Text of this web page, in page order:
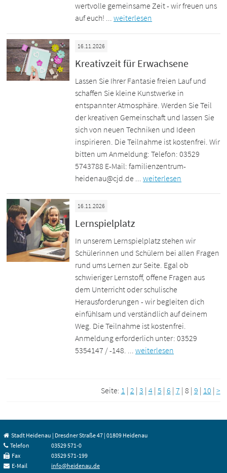
wertvolle gemeinsame Zeit - wir freuen uns
auf euch! ...weiterlesen
16.11.2026
Kreativzeit für Erwachsene
Lassen Sie Ihrer Fantasie freien Lauf und
schaffen Sie kleine Kunstwerke in
entspannter Atmosphäre. Werden Sie Teil
der kreativen Gemeinschaft und lassen Sie
sich von neuen Techniken und Ideen
inspirieren. Die Teilnahme ist kostenfrei. Wir
bitten um Anmeldung: Telefon: 03529
5743788 E-Mail: familienzentrum-
heidenau@cjd.de ...weiterlesen
16.11.2026
Lernspielplatz
In unserem Lernspielplatz stehen wir
Schülerinnen und Schülern bei allen Fragen
rund ums Lernen zur Seite. Egal ob
schwieriger Lernstoff, offene Fragen aus
dem Unterricht oder schulische
Herausforderungen - wir begleiten dich
einfühlsam und verständlich auf deinem
Weg. Die Teilnahme ist kostenfrei.
Anmeldung erforderlich unter: 03529
5354147 / -148. ...weiterlesen
Seite: 1 | 2 | 3 | 4| 5 | 6 | 7 | 8 | 9 | 10 | >
Stadt Heidenau | Dresdner Straße 47 | 01809 Heidenau
Telefon
03529 571-0
Fax
03529 571-199
E-Mail
info@heidenau.de